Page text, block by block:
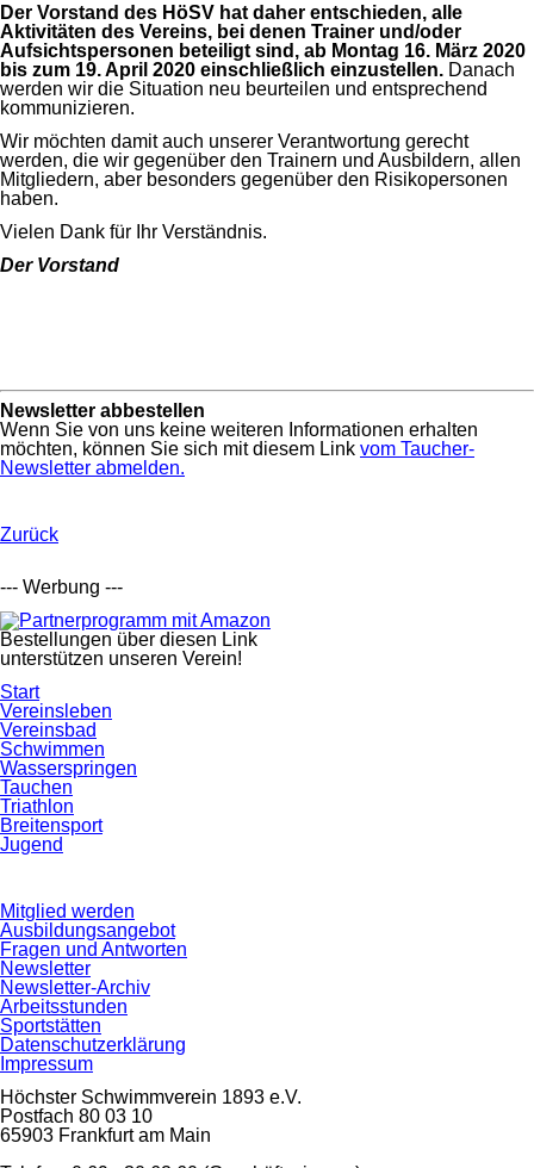
Der Vorstand des HöSV hat daher entschieden, alle
Aktivitäten des Vereins, bei denen Trainer und/oder
Aufsichtspersonen beteiligt sind, ab Montag 16. März 2020
bis zum 19. April 2020 einschließlich einzustellen. Danach
werden wir die Situation neu beurteilen und entsprechend
kommunizieren.
Wir möchten damit auch unserer Verantwortung gerecht
werden, die wir gegenüber den Trainern und Ausbildern, allen
Mitgliedern, aber besonders gegenüber den Risikopersonen
haben.
Vielen Dank für Ihr Verständnis.
Der Vorstand
Newsletter abbestellen
Wenn Sie von uns keine weiteren Informationen erhalten
möchten, können Sie sich mit diesem Link vom Taucher-
Newsletter abmelden.
Zurück
--- Werbung ---
Bestellungen über diesen Link
unterstützen unseren Verein!
Navigation
überspringen
Start
Vereinsleben
Vereinsbad
Schwimmen
Wasserspringen
Tauchen
Triathlon
Breitensport
Jugend
Navigation
überspringen
Mitglied werden
Ausbildungsangebot
Fragen und Antworten
Newsletter
Newsletter-Archiv
Arbeitsstunden
Sportstätten
Datenschutzerklärung
Impressum
Höchster Schwimmverein 1893 e.V.
Postfach 80 03 10
65903 Frankfurt am Main